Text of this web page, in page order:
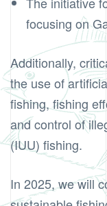
focusing on
Additionally,
the use of
fishing, fishing
and control of
(IUU) fishing.
In 2025, we will